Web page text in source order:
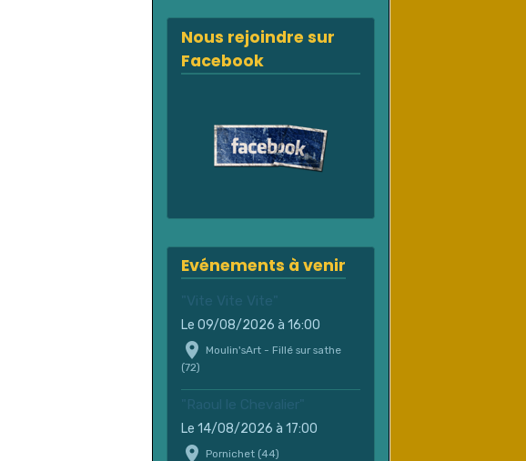
Nous rejoindre sur
Facebook
Evénements à venir
"Vite Vite Vite"
Le 09/08/2026 à 16:00
Moulin'sArt - Fillé sur sathe
(72)
"Raoul le Chevalier"
Le 14/08/2026 à 17:00
Pornichet (44)